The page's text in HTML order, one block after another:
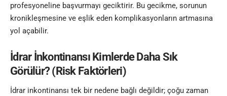
profesyoneline başvurmayı geciktirir. Bu gecikme, sorunun
kronikleşmesine ve eşlik eden komplikasyonların artmasına
yol açabilir.
İdrar İnkontinansı Kimlerde Daha Sık
Görülür? (Risk Faktörleri)
İdrar inkontinansı tek bir nedene bağlı değildir; çoğu zaman